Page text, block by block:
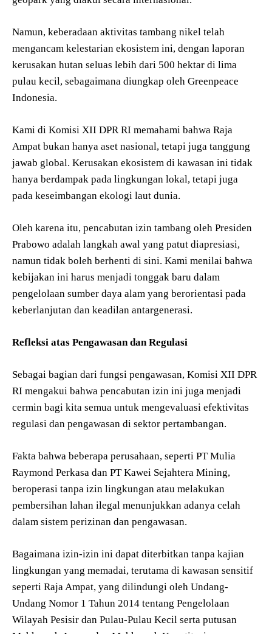
Namun, keberadaan aktivitas tambang nikel telah
mengancam kelestarian ekosistem ini, dengan laporan
kerusakan hutan seluas lebih dari 500 hektar di lima
pulau kecil, sebagaimana diungkap oleh Greenpeace
Indonesia.
Kami di Komisi XII DPR RI memahami bahwa Raja
Ampat bukan hanya aset nasional, tetapi juga tanggung
jawab global. Kerusakan ekosistem di kawasan ini tidak
hanya berdampak pada lingkungan lokal, tetapi juga
pada keseimbangan ekologi laut dunia.
Oleh karena itu, pencabutan izin tambang oleh Presiden
Prabowo adalah langkah awal yang patut diapresiasi,
namun tidak boleh berhenti di sini. Kami menilai bahwa
kebijakan ini harus menjadi tonggak baru dalam
pengelolaan sumber daya alam yang berorientasi pada
keberlanjutan dan keadilan antargenerasi.
Refleksi atas Pengawasan dan Regulasi
Sebagai bagian dari fungsi pengawasan, Komisi XII DPR
RI mengakui bahwa pencabutan izin ini juga menjadi
cermin bagi kita semua untuk mengevaluasi efektivitas
regulasi dan pengawasan di sektor pertambangan.
Fakta bahwa beberapa perusahaan, seperti PT Mulia
Raymond Perkasa dan PT Kawei Sejahtera Mining,
beroperasi tanpa izin lingkungan atau melakukan
pembersihan lahan ilegal menunjukkan adanya celah
dalam sistem perizinan dan pengawasan.
Bagaimana izin-izin ini dapat diterbitkan tanpa kajian
lingkungan yang memadai, terutama di kawasan sensitif
seperti Raja Ampat, yang dilindungi oleh Undang-
Undang Nomor 1 Tahun 2014 tentang Pengelolaan
Wilayah Pesisir dan Pulau-Pulau Kecil serta putusan